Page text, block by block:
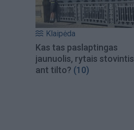
Klaipėda
Kas tas paslaptingas
jaunuolis, rytais stovintis
ant tilto? (10)